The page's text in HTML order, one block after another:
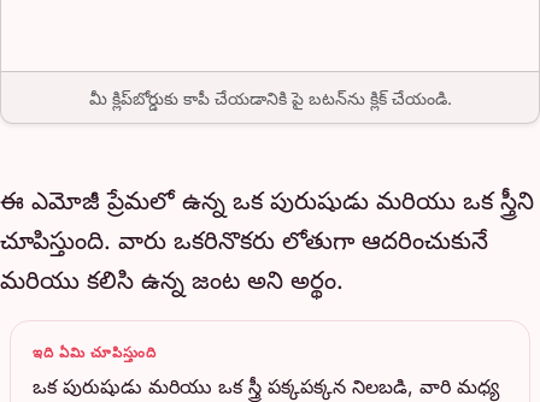
మీ క్లిప్‌బోర్డుకు కాపీ చేయడానికి పై బటన్‌ను క్లిక్ చేయండి.
ఈ ఎమోజీ ప్రేమలో ఉన్న ఒక పురుషుడు మరియు ఒక స్త్రీని
చూపిస్తుంది. వారు ఒకరినొకరు లోతుగా ఆదరించుకునే
మరియు కలిసి ఉన్న జంట అని అర్థం.
ఇది ఏమి చూపిస్తుంది
ఒక పురుషుడు మరియు ఒక స్త్రీ పక్కపక్కన నిలబడి, వారి మధ్య